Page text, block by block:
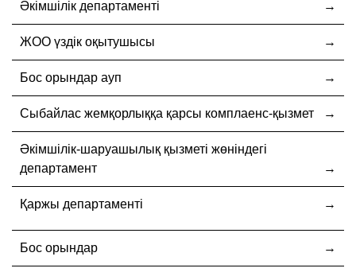
Әкімшілік департаменті
ЖОО үздік оқытушысы
Бос орындар ауп
Cыбайлас жемқорлыққа қарсы комплаенс-қызмет
Әкімшілік-шаруашылық қызметі жөніндегі
департамент
Қаржы департаменті
Бос орындар